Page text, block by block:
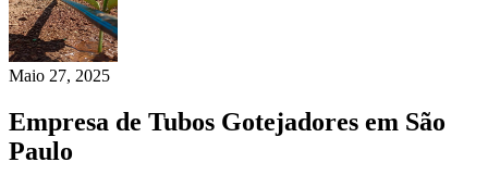
Maio 27, 2025
Empresa de Tubos Gotejadores em São
Paulo